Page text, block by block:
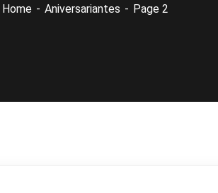
Home Aniversariantes Page 2